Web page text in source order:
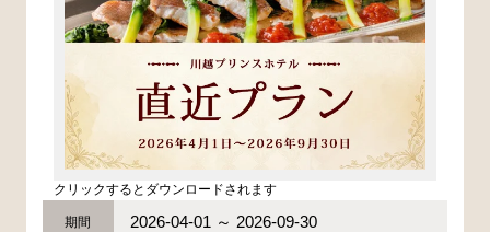
クリックするとダウンロードされます
期間 2026-04-01 ～ 2026-09-30